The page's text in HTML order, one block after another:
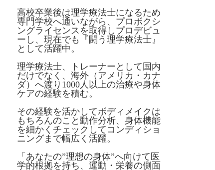
高校卒業後は理学療法士になるため
専門学校へ通いながら、プロボクシ
ングライセンスを取得しプロデビュ
ーし、現在でも『闘う理学療法士』
として活躍中。
理学療法士、トレーナーとして国内
だけでなく、海外（アメリカ・カナ
ダ）へ渡り1000人以上の治療や身体
ケアの経験を積む。
その経験を活かしてボディメイクは
もちろんのこと動作分析、身体機能
を細かくチェックしてコンディショ
ニングまで幅広く活躍。
「あなたの”理想の身体”へ向けて医
学的根拠を持ち、運動・栄養の側面